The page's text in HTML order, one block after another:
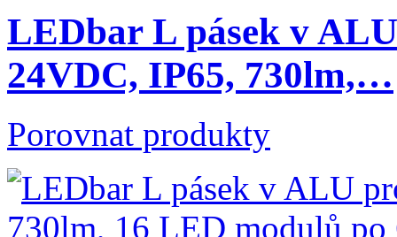
LEDbar L pásek v
24VDC, IP65, 730lm,…
Porovnat produkty